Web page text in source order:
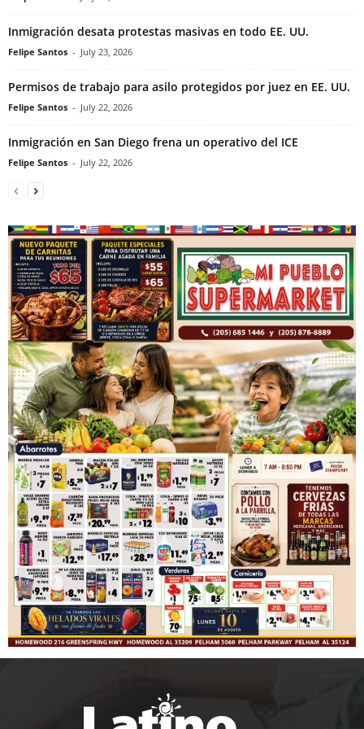
Inmigración desata protestas masivas en todo EE. UU.
Felipe Santos - July 23, 2026
Permisos de trabajo para asilo protegidos por juez en EE. UU.
Felipe Santos - July 22, 2026
Inmigración en San Diego frena un operativo del ICE
Felipe Santos - July 22, 2026